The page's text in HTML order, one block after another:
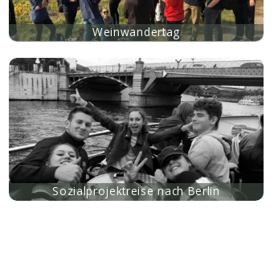
Weinwandertag
Sozialprojektreise nach Berlin